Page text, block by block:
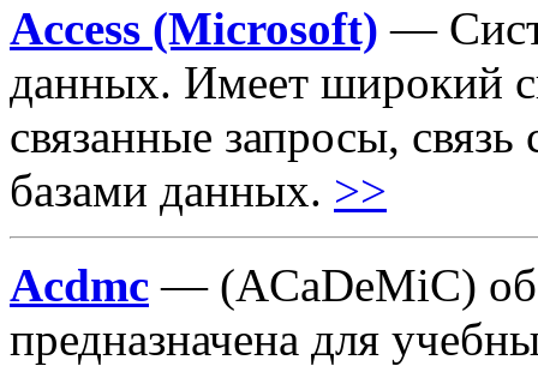
Access (Microsoft) —
данных. Имеет широкий
связанные запросы,
базами данных. >>
Acdmc — (ACaDeMiC)
предназначена для